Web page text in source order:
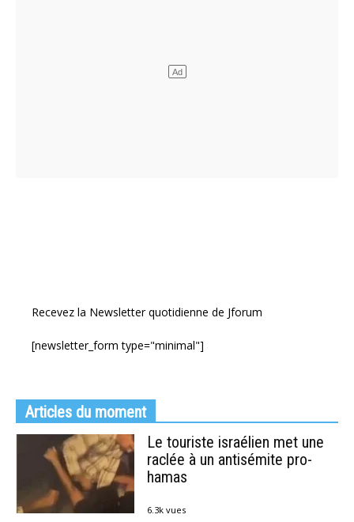
Recevez la Newsletter quotidienne de Jforum
[newsletter_form type="minimal"]
Articles du moment
Le touriste israélien met une
raclée à un antisémite pro-
hamas
6.3k vues